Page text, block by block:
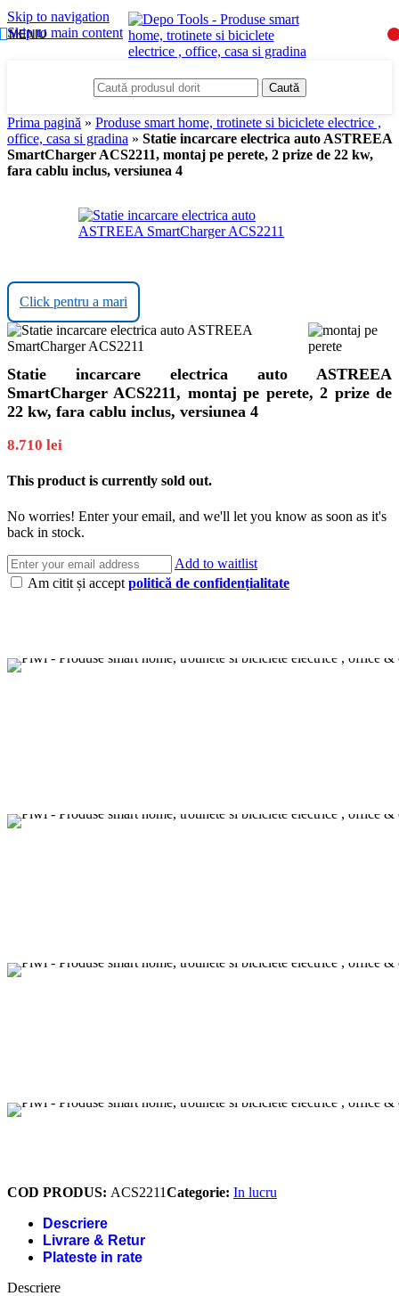
Skip to navigation
Skip to main content
MENIU
Caută
Prima pagină » Produse smart home, trotinete si biciclete electrice ,
office, casa si gradina » Statie incarcare electrica auto ASTREEA
SmartCharger ACS2211, montaj pe perete, 2 prize de 22 kw,
fara cablu inclus, versiunea 4
Click pentru a mari
Statie incarcare electrica auto ASTREEA
SmartCharger ACS2211, montaj pe perete, 2 prize de
22 kw, fara cablu inclus, versiunea 4
8.710 lei
This product is currently sold out.
No worries! Enter your email, and we'll let you know as soon as it's
back in stock.
Add to waitlist
Am citit și accept politică de confidențialitate
COD PRODUS: ACS2211Categorie: In lucru
Descriere
Livrare & Retur
Plateste in rate
Descriere